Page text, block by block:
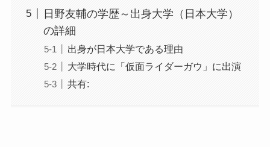
日野友輔の学歴～出身大学（日本大学）
の詳細
出身が日本大学である理由
大学時代に「仮面ライダーガウ」に出演
共有: